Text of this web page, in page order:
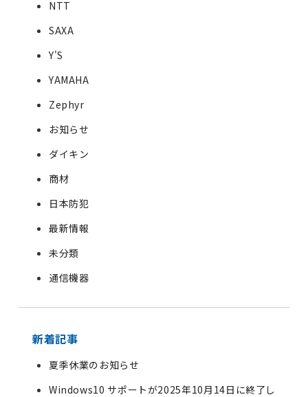
NTT
SAXA
Y'S
YAMAHA
Zephyr
お知らせ
ダイキン
商材
日本防犯
最新情報
未分類
通信機器
新着記事
夏季休業のお知らせ
Windows10 サポートが2025年10月14日に終了し